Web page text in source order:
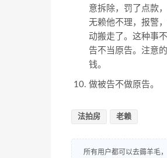
意拆除，罚了点款
无赖他不理，报警
动搬走了。这种事
告不当原告。注意
钱。
做被告不做原告。
法拍房 老赖
所有用户都可以去薅羊毛